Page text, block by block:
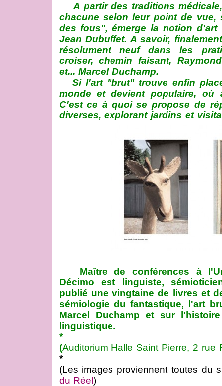
A partir des traditions
chacune selon leur point de vue,
des fous", émerge la notion
Jean Dubuffet. A savoir,
résolument neuf dans les
croiser, chemin faisant,
et... Marcel Duchamp.
Si l'art "brut" trouve enfin
monde et devient populaire,
C'est ce à quoi se propose de
diverses, explorant jardins et
Maître de conférences à
Décimo est linguiste,
publié une vingtaine de livres et
sémiologie du fantastique, l'art
Marcel Duchamp et sur
linguistique.
*
(Auditorium Halle Saint Pierre, 2
*
(Les images proviennent toutes du
du Réel)